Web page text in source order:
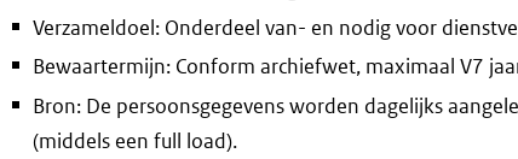
Verzameldoel: Onderdeel van- en nodig voor
Bewaartermijn: Conform archiefwet, maximaal V7
Bron: De persoonsgegevens worden dagelijks
(middels een full load).